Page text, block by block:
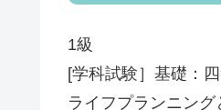
1級
[学科試験］基礎：
ライフプランニン